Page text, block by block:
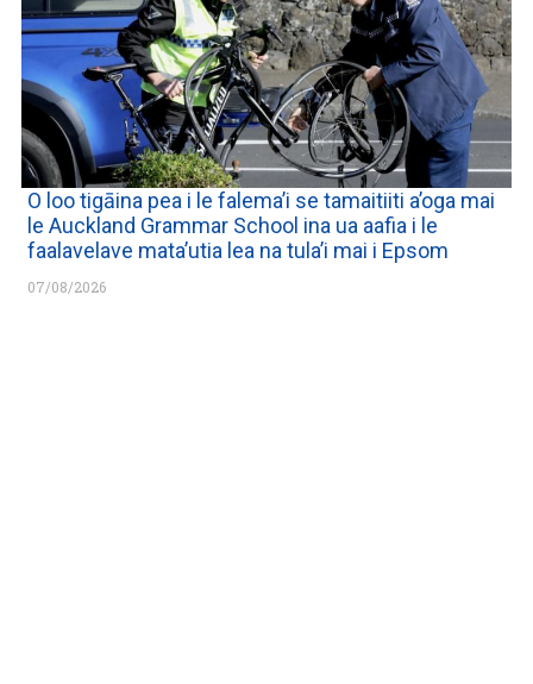
O loo tigāina pea i le falema’i se tamaitiiti a’oga mai
le Auckland Grammar School ina ua aafia i le
faalavelave mata’utia lea na tula’i mai i Epsom
07/08/2026